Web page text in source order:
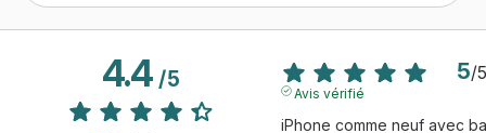
4.4/5 5/5
Avis vérifié
iPhone comme neuf avec